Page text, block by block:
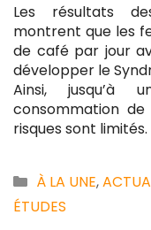
Les résultats
montrent que les
de café par jour
développer le
Ainsi,
consommation
risques sont limités.
Catégories
À LA UNE,
ÉTUDES